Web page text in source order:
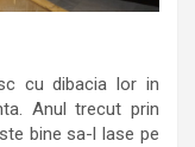
cu dibacia lor in
Anul trecut prin
bine sa-l lase pe